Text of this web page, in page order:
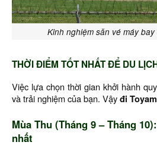
Kinh nghiệm săn vé máy
THỜI ĐIỂM TỐT NHẤT ĐỂ DU
Việc lựa chọn thời gian khởi hành
và trải nghiệm của bạn. Vậyđi
Mùa Thu (Tháng 9 – Tháng
nhất